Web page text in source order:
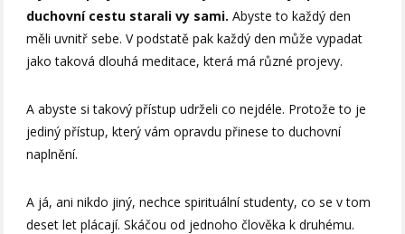
duchovní cestu starali vy sami.Abyste to každý den
měli uvnitř sebe. V podstatě pak každý den může vypadat
jako taková dlouhá meditace, která má různé projevy.
A abyste si takový přístup udrželi co nejdéle. Protože to je
jediný přístup, který vám opravdu přinese to duchovní
naplnění.
A já, ani nikdo jiný, nechce spirituální studenty, co se v tom
deset let plácají. Skáčou od jednoho člověka k druhému.